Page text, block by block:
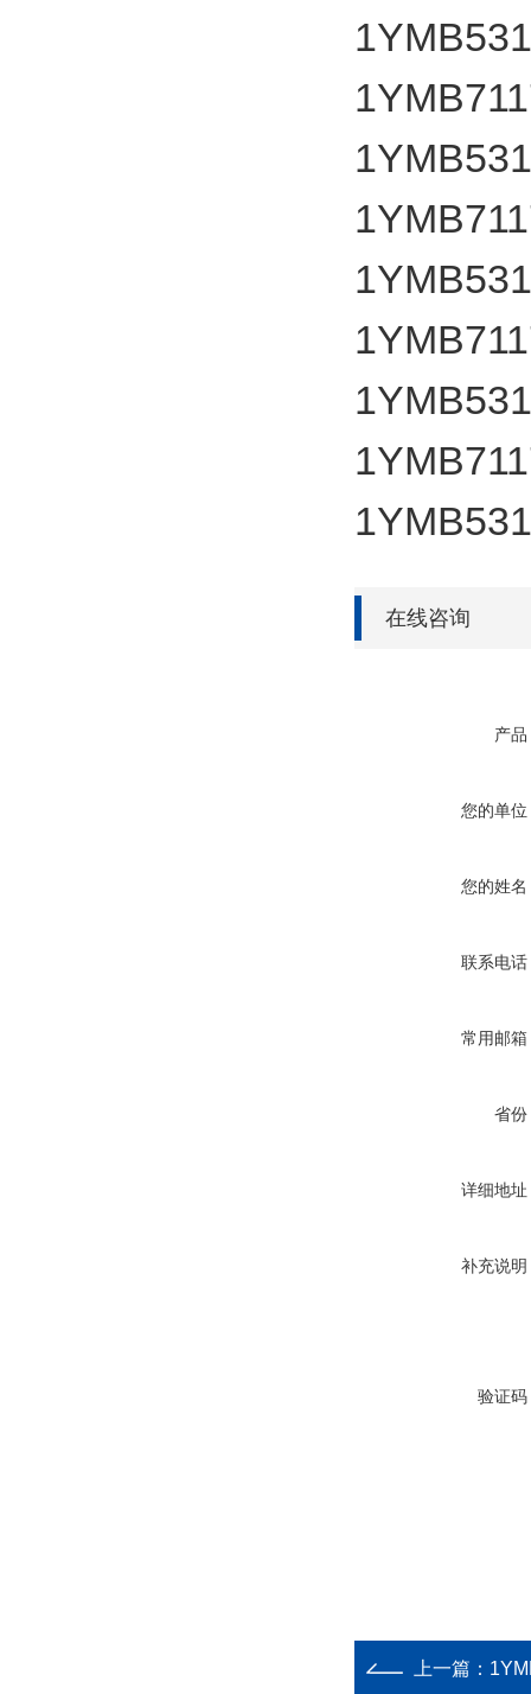
在线咨询
产品
您的单位
您的姓名
联系电话
常用邮箱
省份
详细地址
补充说明
验证码
上一篇：